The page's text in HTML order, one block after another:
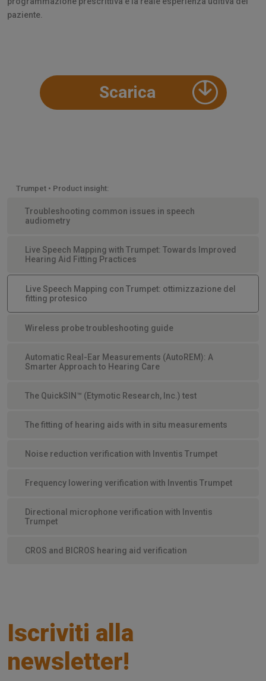
paziente.
Scarica
Trumpet • Product insight:
Troubleshooting common issues in speech
audiometry
Live Speech Mapping with Trumpet: Towards Improved
Hearing Aid Fitting Practices
Live Speech Mapping con Trumpet: ottimizzazione del
fitting protesico
Wireless probe troubleshooting guide
Automatic Real-Ear Measurements (AutoREM): A
Smarter Approach to Hearing Care
The QuickSIN™ (Etymotic Research, Inc.) test
The fitting of hearing aids with in situ measurements
Noise reduction verification with Inventis Trumpet
Frequency lowering verification with Inventis Trumpet
Directional microphone verification with Inventis
Trumpet
CROS and BICROS hearing aid verification
Iscriviti alla
newsletter!